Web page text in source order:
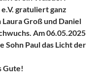
gratuliert ganz
Groß und Daniel
Am 06.05.2025
Sohn Paul das Licht der
Gute!